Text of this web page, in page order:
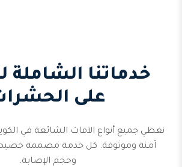
خدماتنا الشاملة
على
نغطي جميع أنواع الآفات الشائعة في
آمنة وموثوقة. كل خدمة مصممة
وحجم الإصابة.